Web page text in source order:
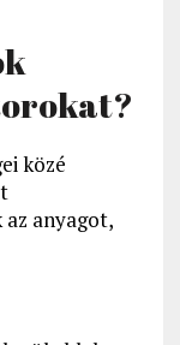
közé
anyagot,